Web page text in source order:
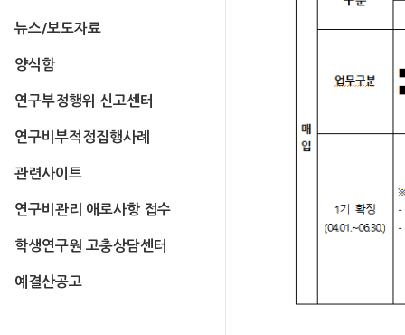
뉴스/보도자료
양식함
연구부정행위 신고센터
연구비부적정집행사례
관련사이트
연구비관리 애로사항 접수
학생연구원 고충상담센터
예결산공고